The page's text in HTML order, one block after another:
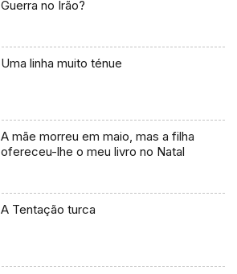
Guerra no Irão?
Uma linha muito ténue
A mãe morreu em maio, mas a filha
ofereceu-lhe o meu livro no Natal
A Tentação turca